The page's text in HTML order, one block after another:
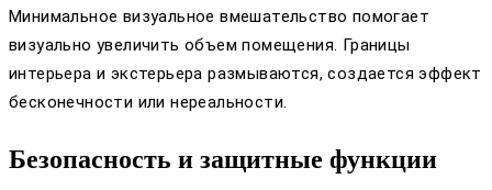
Минимальное визуальное вмешательство помогает
визуально увеличить объем помещения. Границы
интерьера и экстерьера размываются, создается эффект
бесконечности или нереальности.
Безопасность и защитные функции